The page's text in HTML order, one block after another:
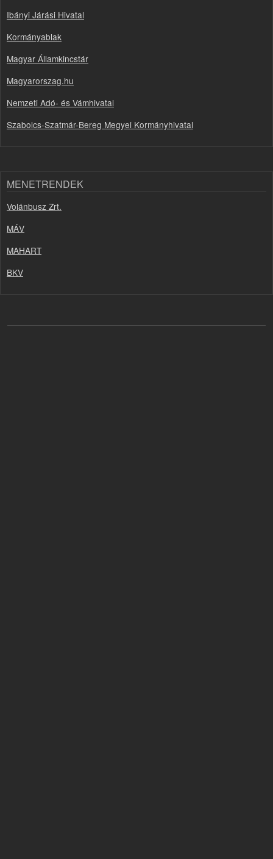
Ibányi Járási Hivatal
Kormányablak
Magyar Államkincstár
Magyarorszag.hu
Nemzeti Adó- és Vámhivatal
Szabolcs-Szatmár-Bereg Megyei Kormányhivatal
MENETRENDEK
Volánbusz Zrt.
MÁV
MAHART
BKV